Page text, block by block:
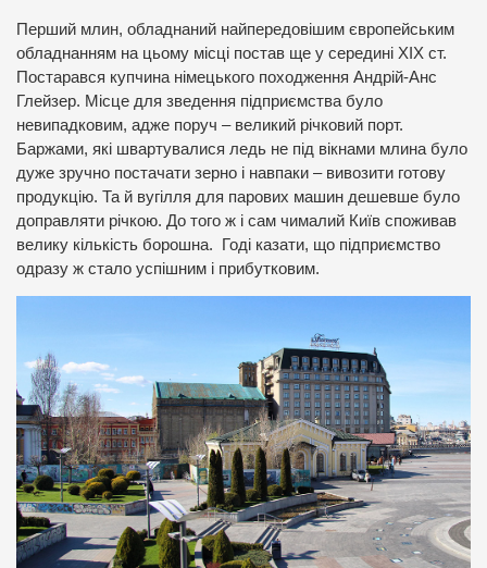
Перший млин, обладнаний найпередовішим європейським
обладнанням на цьому місці постав ще у середині ХІХ ст.
Постарався купчина німецького походження Андрій-Анс
Глейзер. Місце для зведення підприємства було
невипадковим, адже поруч – великий річковий порт.
Баржами, які швартувалися ледь не під вікнами млина було
дуже зручно постачати зерно і навпаки – вивозити готову
продукцію. Та й вугілля для парових машин дешевше було
доправляти річкою. До того ж і сам чималий Київ споживав
велику кількість борошна. Годі казати, що підприємство
одразу ж стало успішним і прибутковим.